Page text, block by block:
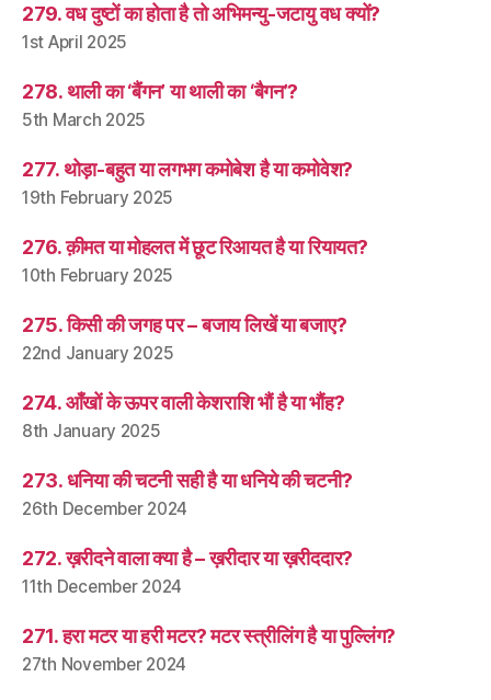
279. वध दुष्टों का होता है तो अभिमन्यु-जटायु वध क्यों?
1st April 2025
278. थाली का ‘बैंगन’ या थाली का ‘बैगन’?
5th March 2025
277. थोड़ा-बहुत या लगभग कमोबेश है या कमोवेश?
19th February 2025
276. क़ीमत या मोहलत में छूट रिआयत है या रियायत?
10th February 2025
275. किसी की जगह पर – बजाय लिखें या बजाए?
22nd January 2025
274. आँखों के ऊपर वाली केशराशि भौं है या भौंह?
8th January 2025
273. धनिया की चटनी सही है या धनिये की चटनी?
26th December 2024
272. ख़रीदने वाला क्या है – ख़रीदार या ख़रीददार?
11th December 2024
271. हरा मटर या हरी मटर? मटर स्त्रीलिंग है या पुल्लिंग?
27th November 2024